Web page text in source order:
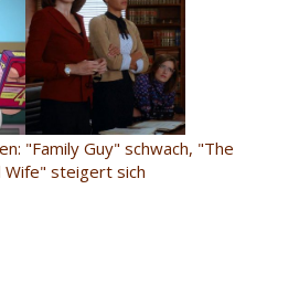
"Family Guy" schwach, "The
Wife" steigert sich